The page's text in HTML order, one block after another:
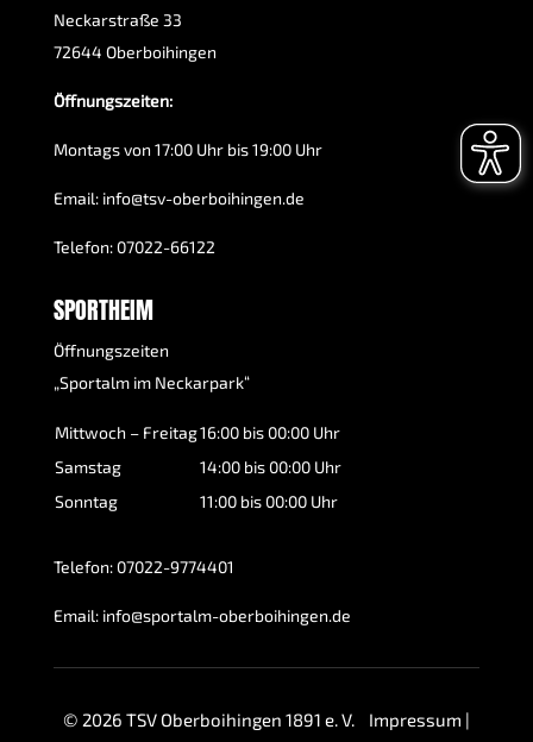
Neckarstraße 33
72644 Oberboihingen
Öffnungszeiten:
Montags von 17:00 Uhr bis 19:00 Uhr
Email: info@tsv-oberboihingen.de
Telefon: 07022-66122
SPORTHEIM
Öffnungszeiten
„Sportalm im Neckarpark“
Mittwoch – Freitag16:00 bis 00:00 Uhr
Samstag
14:00 bis 00:00 Uhr
Sonntag
11:00 bis 00:00 Uhr
Telefon: 07022-9774401
Email: info@sportalm-oberboihingen.de
© 2026 TSV Oberboihingen 1891 e. V. Impressum |